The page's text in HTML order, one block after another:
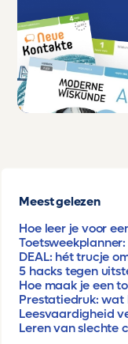
Meest gelezen
Hoe leer je voor
DEAL: hét trucje
5 hacks tegen
Hoe maak je een
Prestatiedruk: wat
Leesvaardigheid
Leren van slechte